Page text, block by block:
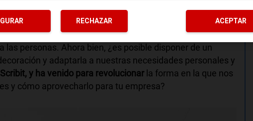
para darle un toque de color a nuestras casas y
pintados chillones o un color sólido con el que
personas. Ahora bien, ¿es posible disponer de un
y adaptarla a nuestras necesidades personales y
y ha venido para revolucionarla forma en la que nos
y cómo aprovecharlo para tu empresa?
RECHAZAR ACEPTAR